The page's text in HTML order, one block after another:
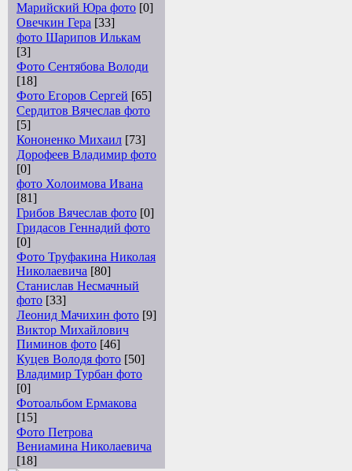
Марийский Юра фото [0]
Овечкин Гера [33]
фото Шарипов Илькам
[3]
Фото Сентябова Володи
[18]
Фото Егоров Сергей [65]
Сердитов Вячеслав фото
[5]
Кононенко Михаил [73]
Дорофеев Владимир фото
[0]
фото Холоимова Ивана
[81]
Грибов Вячеслав фото [0]
Гридасов Геннадий фото
[0]
Фото Труфакина Николая
Николаевича [80]
Станислав Несмачный
фото [33]
Леонид Мачихин фото [9]
Виктор Михайлович
Пиминов фото [46]
Куцев Володя фото [50]
Владимир Турбан фото
[0]
Фотоальбом Ермакова
[15]
Фото Петрова
Вениамина Николаевича
[18]